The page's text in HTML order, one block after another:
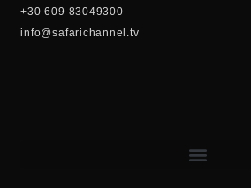
+30 609 83049300
info@safarichannel.tv